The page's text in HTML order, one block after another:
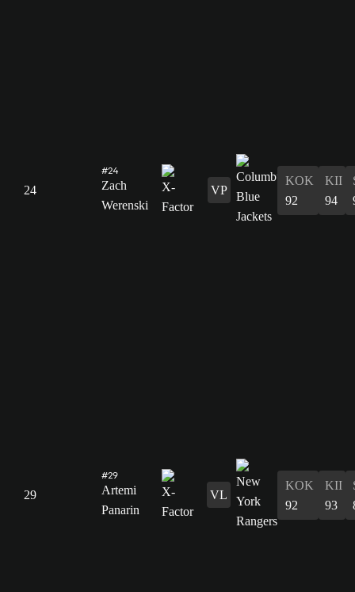
24
#24
Zach
Werenski
VP
KOK
92
KII
94
29
#29
Artemi
Panarin
VL
KOK
92
KII
93